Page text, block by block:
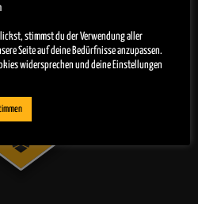
stimmst du der Verwendung aller
Seite auf deine Bedürfnisse anzupassen.
widersprechen und deine Einstellungen